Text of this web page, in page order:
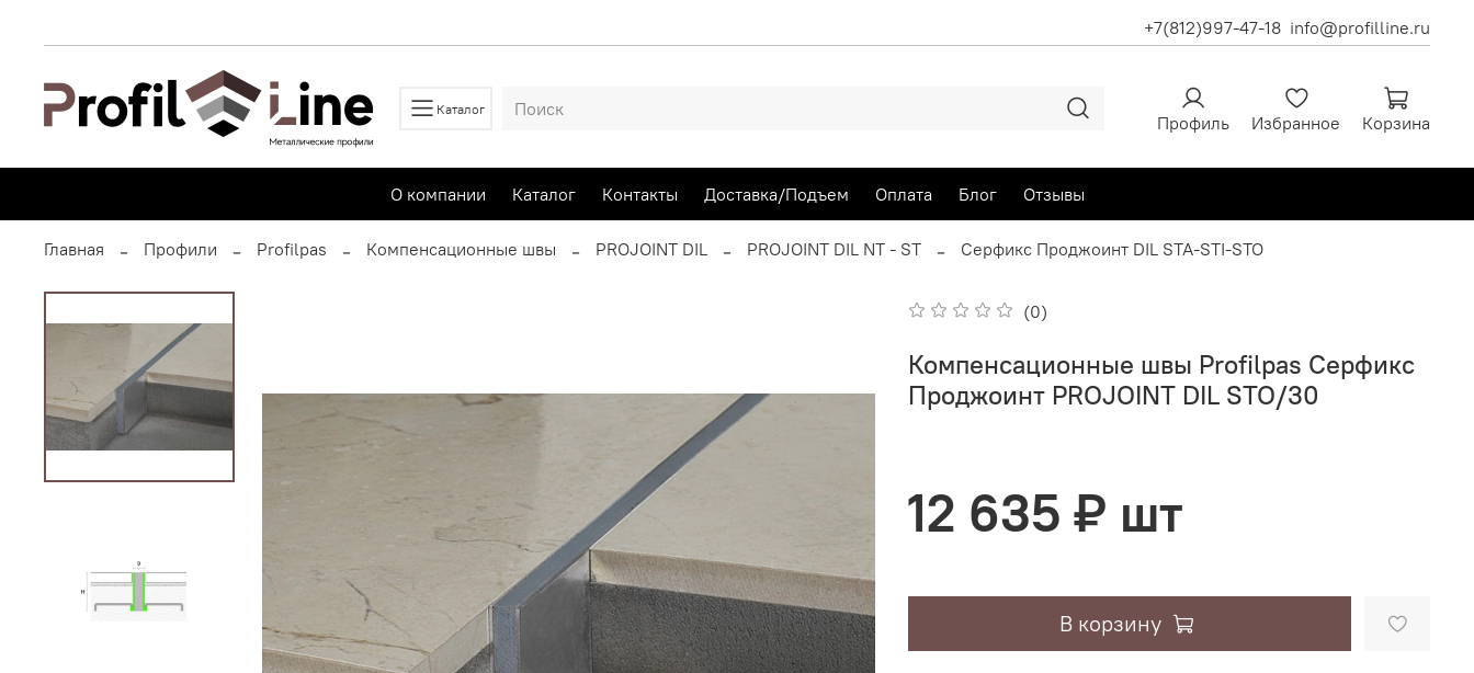
+7(812)997-47-18 info@profilline.ru
Каталог
Профиль Избранное Корзина
О компании Каталог Контакты Доставка/Подъем Оплата Блог Отзывы
Главная Профили Profilpas Компенсационные швы PROJOINT DIL PROJOINT DIL NT - ST Серфикс Проджоинт DIL STA-STI-STO
(0)
Компенсационные швы Profilpas Серфикс
Проджоинт PROJOINT DIL STO/30
12 635 ₽ шт
В корзину